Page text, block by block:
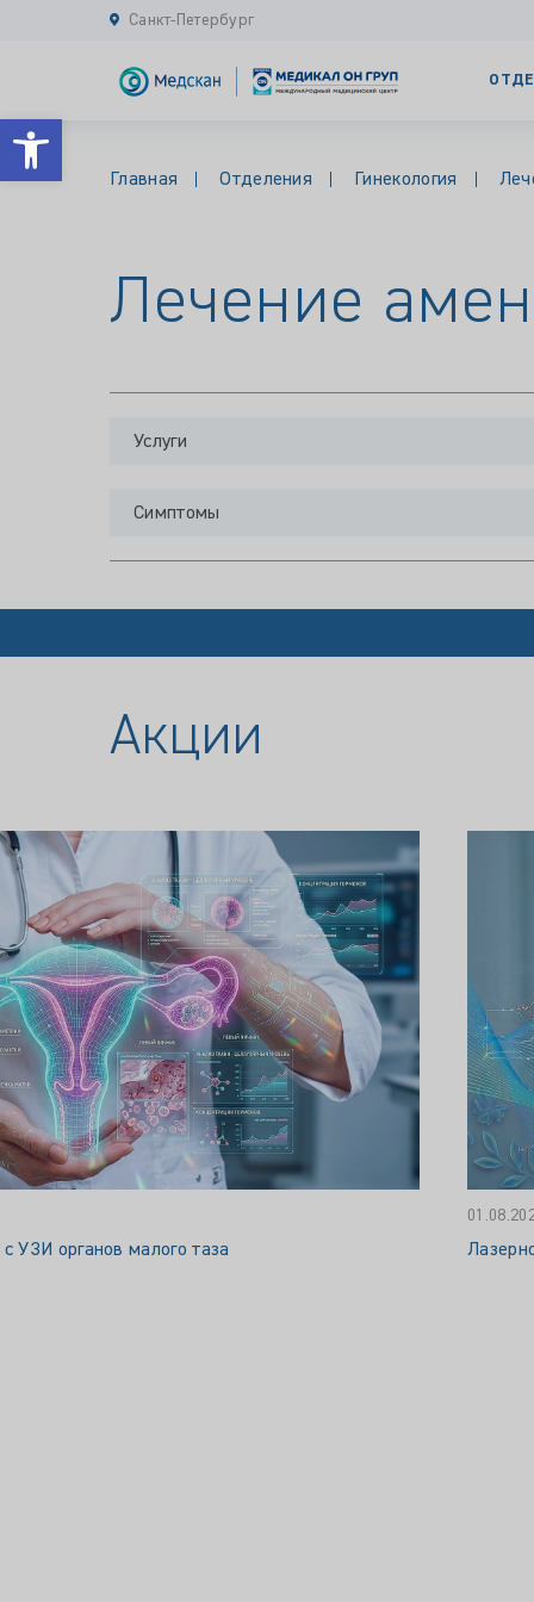
Открыть панель инструментов
Санкт-Петербург
Главная Отделения Гинекология
Лечение
Услуги
Симптомы
Акции
УЗИ органов малого таза